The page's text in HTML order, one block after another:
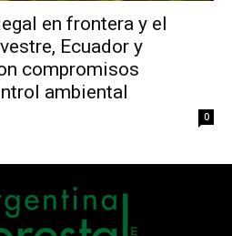
en frontera y el
Ecuador y
compromisos
ambiental
0